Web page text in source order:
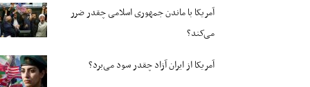
آمریکا با ماندن جمهوری اسلامی چقدر ضرر
می‌کند؟
آمریکا از ایران آزاد چقدر سود می‌برد؟